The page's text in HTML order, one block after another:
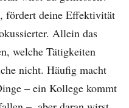
fördert deine Effektivität
Allein das
welche Tätigkeiten
nicht. Häufig macht
– ein Kollege kommt